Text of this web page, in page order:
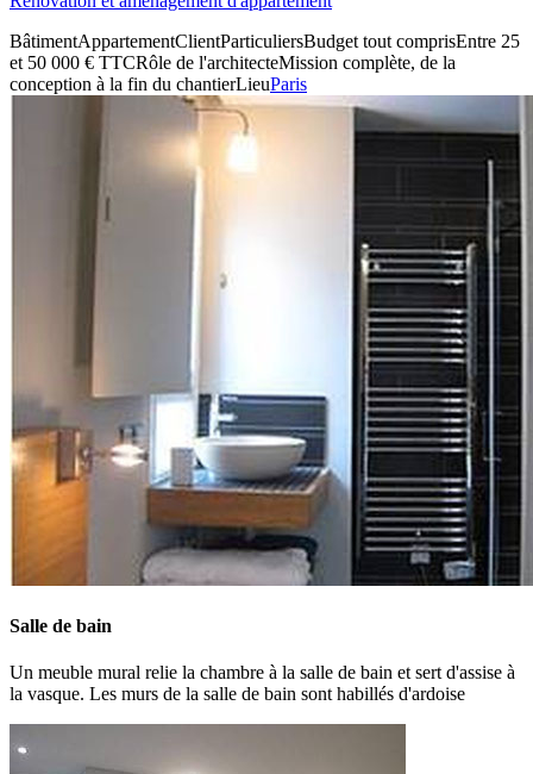
BâtimentAppartementClientParticuliersBudget tout comprisEntre 25
et 50 000 € TTCRôle de l'architecteMission complète, de la
conception à la fin du chantierLieuParis
Salle de bain
Un meuble mural relie la chambre à la salle de bain et sert d'assise à
la vasque. Les murs de la salle de bain sont habillés d'ardoise